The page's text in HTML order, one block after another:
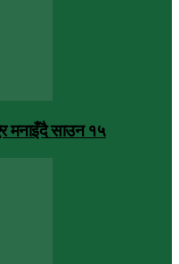
मनाइँदै साउन १५